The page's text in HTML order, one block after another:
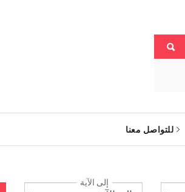
للتواصل معنا
إلى الآية